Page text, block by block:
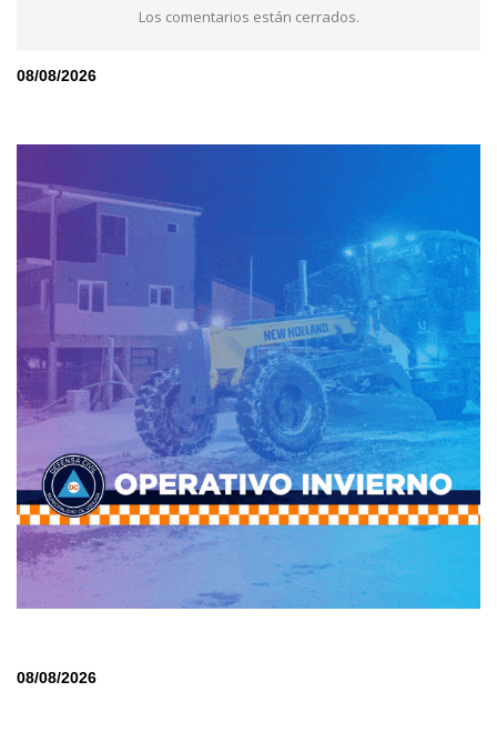
Los comentarios están cerrados.
08/08/2026
08/08/2026